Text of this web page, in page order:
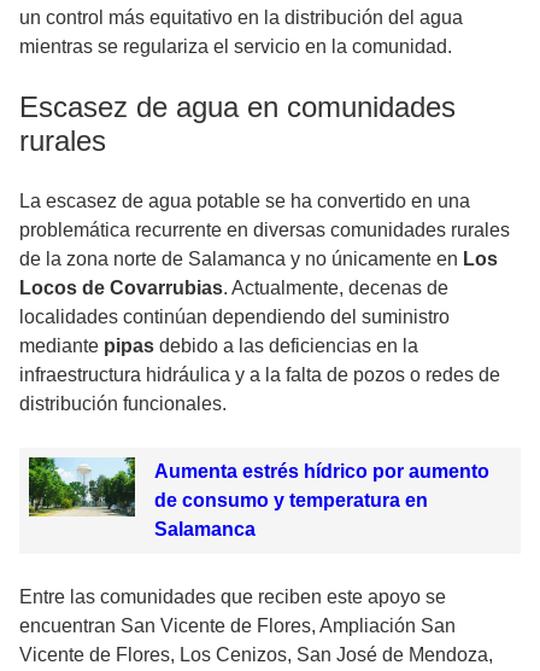
un control más equitativo en la distribución del agua
mientras se regulariza el servicio en la comunidad.
Escasez de agua en comunidades
rurales
La escasez de agua potable se ha convertido en una
problemática recurrente en diversas comunidades rurales
de la zona norte de Salamanca y no únicamente en Los
Locos de Covarrubias. Actualmente, decenas de
localidades continúan dependiendo del suministro
mediante pipas debido a las deficiencias en la
infraestructura hidráulica y a la falta de pozos o redes de
distribución funcionales.
Aumenta estrés hídrico por aumento
de consumo y temperatura en
Salamanca
Entre las comunidades que reciben este apoyo se
encuentran San Vicente de Flores, Ampliación San
Vicente de Flores, Los Cenizos, San José de Mendoza,